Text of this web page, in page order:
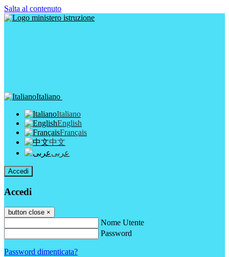
Salta al contenuto
Italiano
Italiano
English
Français
中文
عربى
Accedi
Accedi
button close ×
Nome Utente
Password
Password dimenticata?